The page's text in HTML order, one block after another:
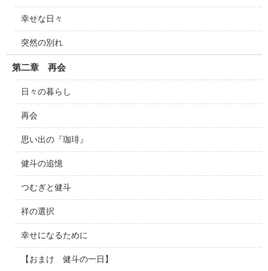
幸せな日々
突然の別れ
第二章 再会
日々の暮らし
再会
思い出の『珈琲』
健斗の追憶
つむぎと健斗
祥の選択
幸せになるために
【おまけ 健斗の一日】